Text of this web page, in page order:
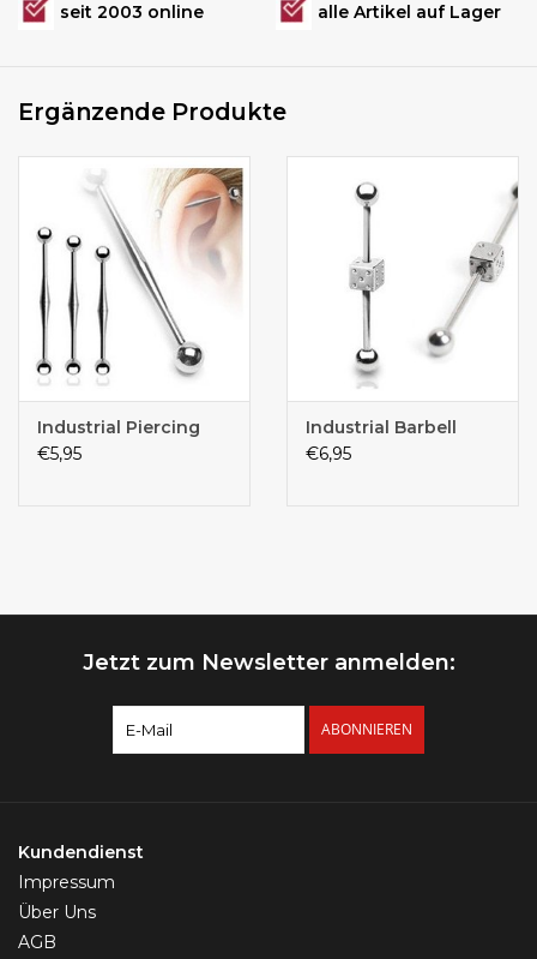
seit 2003 online
alle Artikel auf Lager
Ergänzende Produkte
Industrial Piercing
€5,95
Industrial Barbell
€6,95
Jetzt zum Newsletter anmelden:
ABONNIEREN
Kundendienst
Impressum
Über Uns
AGB